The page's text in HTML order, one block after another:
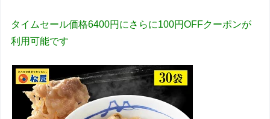
タイムセール価格6400円にさらに100円OFFクーポンが
利用可能です